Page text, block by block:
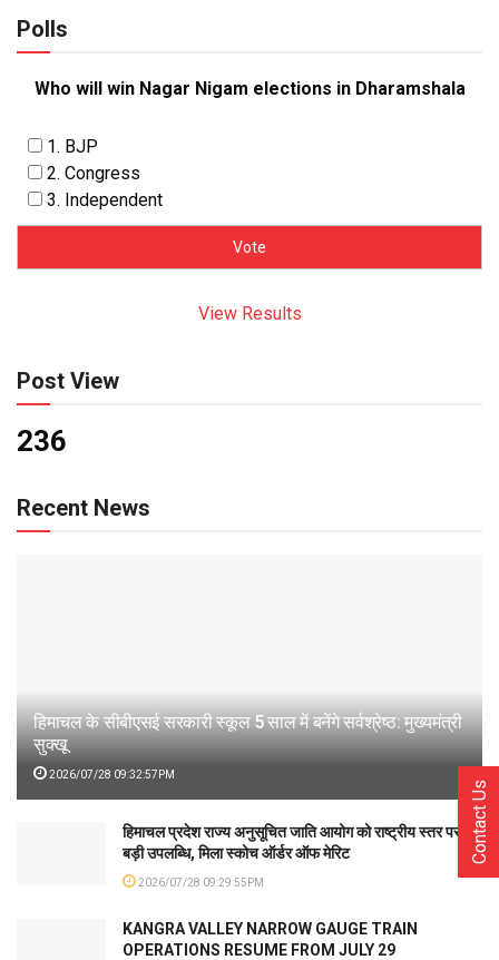
Polls
Who will win Nagar Nigam elections in Dharamshala
1. BJP
2. Congress
3. Independent
View Results
Post View
236
Recent News
हिमाचल के सीबीएसई सरकारी स्कूल 5 साल में बनेंगे सर्वश्रेष्ठ: मुख्यमंत्री
सुक्खू
2026/07/28 09:32:57PM
हिमाचल प्रदेश राज्य अनुसूचित जाति आयोग को राष्ट्रीय स्तर पर
बड़ी उपलब्धि, मिला स्कोच ऑर्डर ऑफ मेरिट
2026/07/28 09:29:55PM
KANGRA VALLEY NARROW GAUGE TRAIN
OPERATIONS RESUME FROM JULY 29
Contact Us